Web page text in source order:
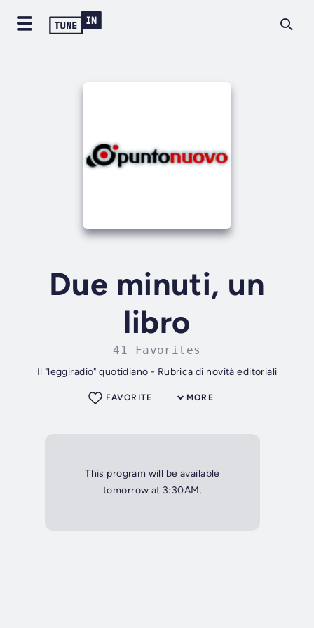
Due minuti, un
libro
41 Favorites
Il "leggiradio" quotidiano - Rubrica di novità editoriali
MORE
FAVORITE
This program will be available
tomorrow at 3:30AM.